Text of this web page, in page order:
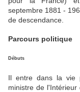
septembre 1881 -
de descendance.
Parcours politique
Débuts
Il entre dans la vie
ministre de